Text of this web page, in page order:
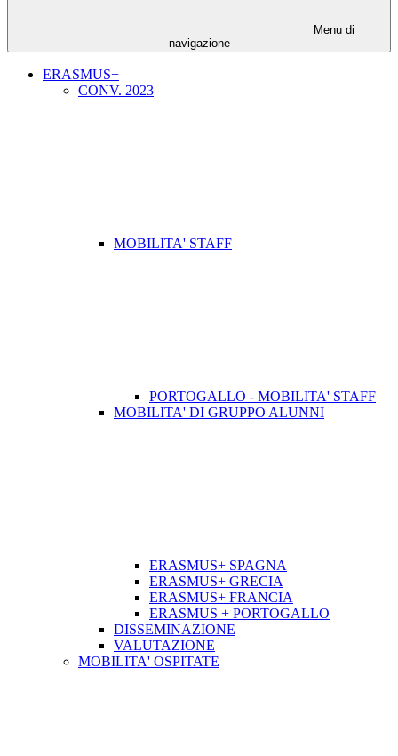
Menu di
navigazione
ERASMUS+
CONV. 2023
MOBILITA' STAFF
PORTOGALLO - MOBILITA' STAFF
MOBILITA' DI GRUPPO ALUNNI
ERASMUS+ SPAGNA
ERASMUS+ GRECIA
ERASMUS+ FRANCIA
ERASMUS + PORTOGALLO
DISSEMINAZIONE
VALUTAZIONE
MOBILITA' OSPITATE